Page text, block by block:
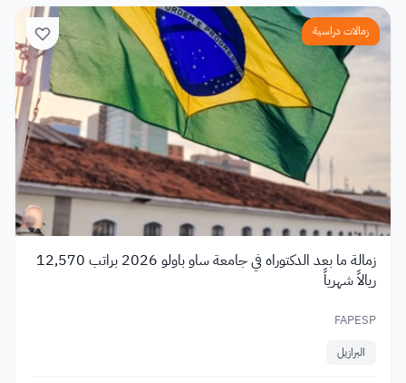
زمالات دراسية
زمالة ما بعد الدكتوراه في جامعة ساو باولو 2026 براتب 12,570
ريالاً شهرياً
FAPESP
البرازيل